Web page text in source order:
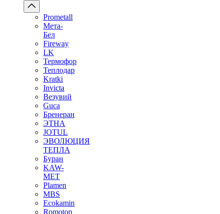
Prometall
Мета-
Бел
Fireway
LK
Термофор
Теплодар
Kratki
Invicta
Везувий
Guca
Бренеран
ЭТНА
JOTUL
ЭВОЛЮЦИЯ
ТЕПЛА
Буран
KAW-
MET
Plamen
MBS
Ecokamin
Romotop